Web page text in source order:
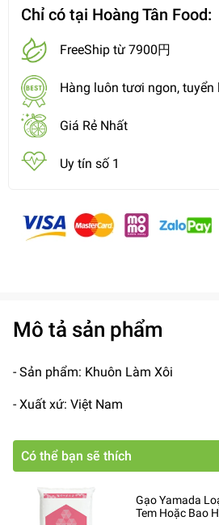
Chỉ có tại Hoàng Tân Food:
FreeShip từ 7900円
Hàng luôn tươi ngon, tuyển
Giá Rẻ Nhất
Uy tín số 1
Mô tả sản phẩm
- Sản phẩm: Khuôn Làm Xôi
- Xuất xứ: Việt Nam
Có thể bạn sẽ thích
Gạo Yamada
Tem Hoặc Bao